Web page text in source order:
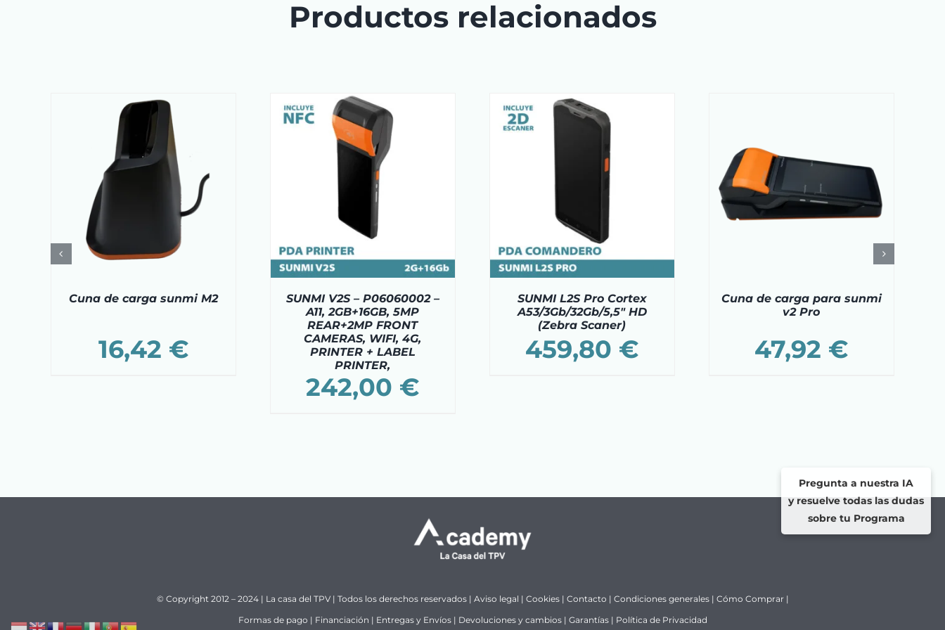
Productos relacionados
Cuna de carga sunmi M2
16,42 €
AÑADIR AL CARRITO
DETAILS
SUNMI V2S – P06060002 –
A11, 2GB+16GB, 5MP
REAR+2MP FRONT
CAMERAS, WIFI, 4G,
PRINTER + LABEL
PRINTER,
242,00 €
AÑADIR AL CARRITO
DETAILS
SUNMI L2S Pro Cortex
A53/3Gb/32Gb/5,5″ HD
(Zebra Scaner)
459,80 €
DETAILS
Cuna de carga para sunmi
v2 Pro
47,92 €
AÑADIR AL CARRITO
DETAILS
© Copyright 2012 – 2024 | La casa del TPV | Todos los derechos reservados | Aviso legal | Cookies| Contacto | Condiciones generales| Cómo Comprar|
Formas de pago | Financiación | Entregas y Envíos| Devoluciones y cambios| Garantías| Política de Privacidad
Pregunta a nuestra IA
y resuelve todas las dudas
sobre tu Programa